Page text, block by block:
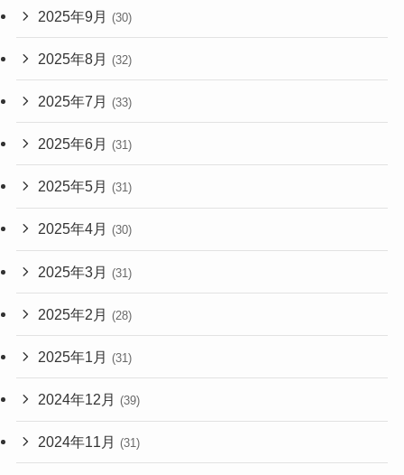
2025年9月 (30)
2025年8月 (32)
2025年7月 (33)
2025年6月 (31)
2025年5月 (31)
2025年4月 (30)
2025年3月 (31)
2025年2月 (28)
2025年1月 (31)
2024年12月 (39)
2024年11月 (31)